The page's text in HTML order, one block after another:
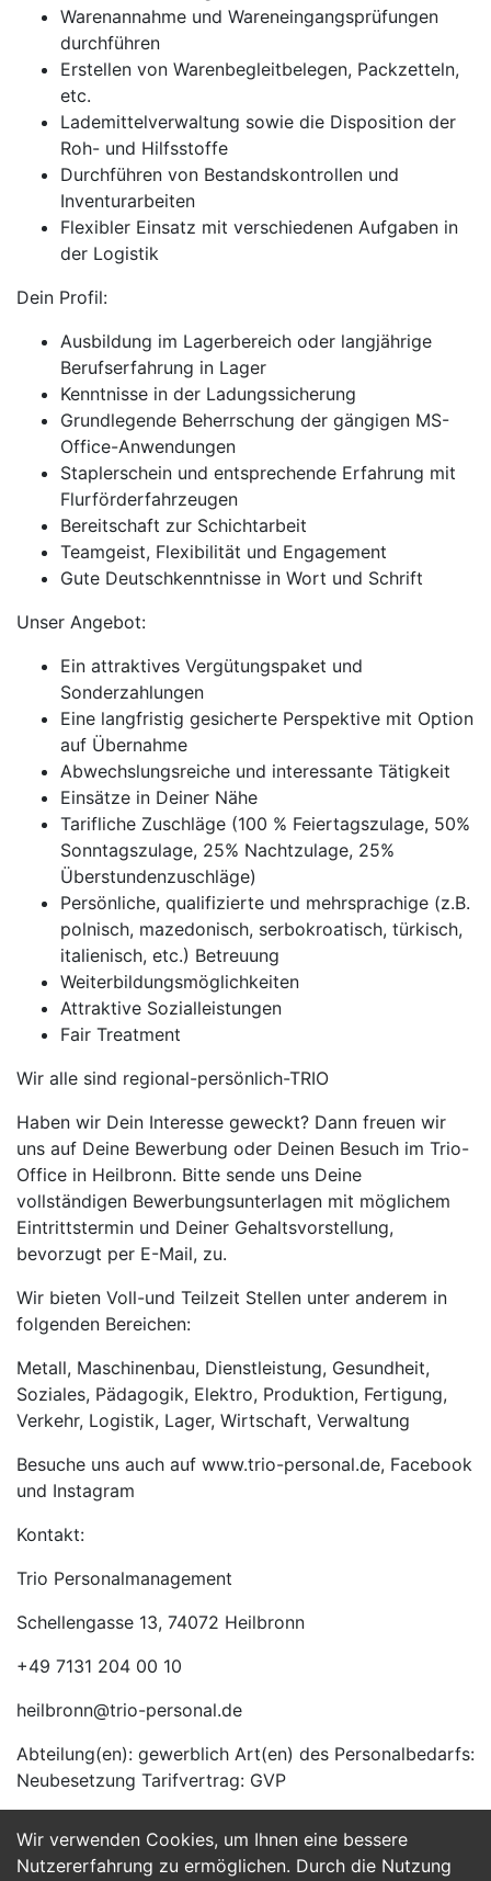
Wir verwenden Cookies, um Ihnen eine bessere
Nutzererfahrung zu ermöglichen. Durch die Nutzung
Warenannahme und Wareneingangsprüfungen
durchführen
Erstellen von Warenbegleitbelegen, Packzetteln,
etc.
Lademittelverwaltung sowie die Disposition der
Roh- und Hilfsstoffe
Durchführen von Bestandskontrollen und
Inventurarbeiten
Flexibler Einsatz mit verschiedenen Aufgaben in
der Logistik
Dein Profil:
Ausbildung im Lagerbereich oder langjährige
Berufserfahrung in Lager
Kenntnisse in der Ladungssicherung
Grundlegende Beherrschung der gängigen MS-
Office-Anwendungen
Staplerschein und entsprechende Erfahrung mit
Flurförderfahrzeugen
Bereitschaft zur Schichtarbeit
Teamgeist, Flexibilität und Engagement
Gute Deutschkenntnisse in Wort und Schrift
Unser Angebot:
Ein attraktives Vergütungspaket und
Sonderzahlungen
Eine langfristig gesicherte Perspektive mit Option
auf Übernahme
Abwechslungsreiche und interessante Tätigkeit
Einsätze in Deiner Nähe
Tarifliche Zuschläge (100 % Feiertagszulage, 50%
Sonntagszulage, 25% Nachtzulage, 25%
Überstundenzuschläge)
Persönliche, qualifizierte und mehrsprachige (z.B.
polnisch, mazedonisch, serbokroatisch, türkisch,
italienisch, etc.) Betreuung
Weiterbildungsmöglichkeiten
Attraktive Sozialleistungen
Fair Treatment
Wir alle sind regional-persönlich-TRIO
Haben wir Dein Interesse geweckt? Dann freuen wir
uns auf Deine Bewerbung oder Deinen Besuch im Trio-
Office in Heilbronn. Bitte sende uns Deine
vollständigen Bewerbungsunterlagen mit möglichem
Eintrittstermin und Deiner Gehaltsvorstellung,
bevorzugt per E-Mail, zu.
Wir bieten Voll-und Teilzeit Stellen unter anderem in
folgenden Bereichen:
Metall, Maschinenbau, Dienstleistung, Gesundheit,
Soziales, Pädagogik, Elektro, Produktion, Fertigung,
Verkehr, Logistik, Lager, Wirtschaft, Verwaltung
Besuche uns auch auf www.trio-personal.de, Facebook
und Instagram
Kontakt:
Trio Personalmanagement
Schellengasse 13, 74072 Heilbronn
+49 7131 204 00 10
heilbronn@trio-personal.de
Abteilung(en): gewerblich Art(en) des Personalbedarfs:
Neubesetzung Tarifvertrag: GVP
Jetzt Bewerben